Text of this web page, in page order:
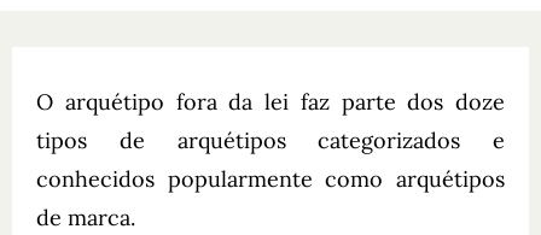
O arquétipo fora da lei faz parte dos doze
tipos de arquétipos categorizados e
conhecidos popularmente como arquétipos
de marca.